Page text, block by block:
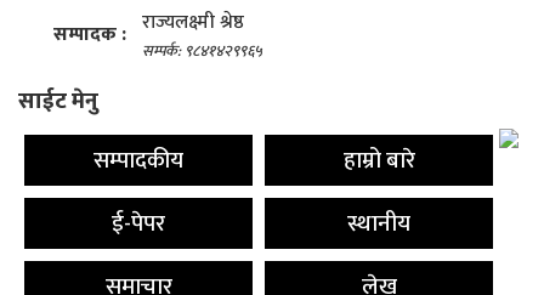
सम्पादक : राज्यलक्ष्मी श्रेष्ठ
सम्पर्क: ९८४१४२९९६५
साईट मेनु
सम्पादकीय
हाम्रो बारे
ई-पेपर
स्थानीय
समाचार
लेख